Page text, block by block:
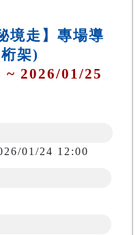
境走】專場導
架)
~ 2026/01/25
01/24 12:00